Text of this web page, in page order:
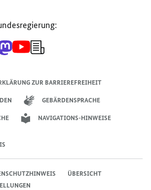
Zum
Mastodon-
Zum
YouTube-Anmeldung
ZUR BARRIEREFREIHEIT
GEBÄRDENSPRACHE
NAVIGATIONS-HINWEISE
ÜBERSICHT